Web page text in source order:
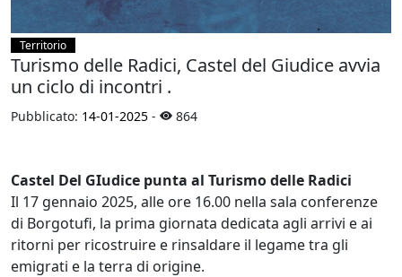
Territorio
Turismo delle Radici, Castel del Giudice avvia
un ciclo di incontri .
Pubblicato: 14-01-2025 - 864
Castel Del GIudice punta al Turismo delle Radici
Il 17 gennaio 2025, alle ore 16.00 nella sala conferenze
di Borgotufi, la prima giornata dedicata agli arrivi e ai
ritorni per ricostruire e rinsaldare il legame tra gli
emigrati e la terra di origine.